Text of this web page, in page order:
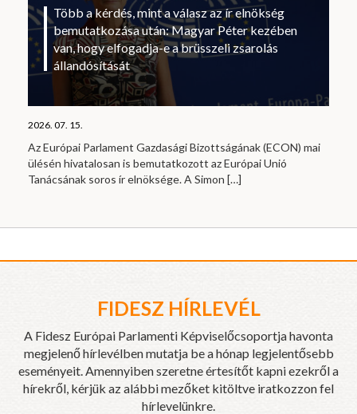
Több a kérdés, mint a válasz az ír elnökség
bemutatkozása után: Magyar Péter kezében
van, hogy elfogadja-e a brüsszeli zsarolás
állandósítását
2026. 07. 15.
Az Európai Parlament Gazdasági Bizottságának (ECON) mai
ülésén hivatalosan is bemutatkozott az Európai Unió
Tanácsának soros ír elnöksége. A Simon […]
FIDESZ HÍRLEVÉL
A Fidesz Európai Parlamenti Képviselőcsoportja havonta
megjelenő hírlevélben mutatja be a hónap legjelentősebb
eseményeit. Amennyiben szeretne értesítőt kapni ezekről a
hírekről, kérjük az alábbi mezőket kitöltve iratkozzon fel
hírlevelünkre.